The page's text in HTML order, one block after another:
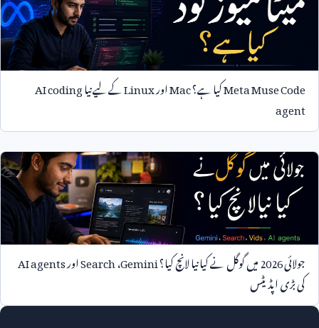
Meta Muse Codeکیا ہے؟MacاورLinuxکے لیے نیاAI coding
agent
جولائی2026میں گوگل نے کیا نیا لانچ کیا؟Gemini،SearchاورAI agents
کی بڑی اپڈیٹس